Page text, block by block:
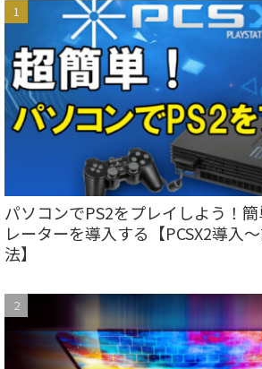
パソコンでPS2をプレイしよう！
レーターを導入する【PCSX2導入
法】